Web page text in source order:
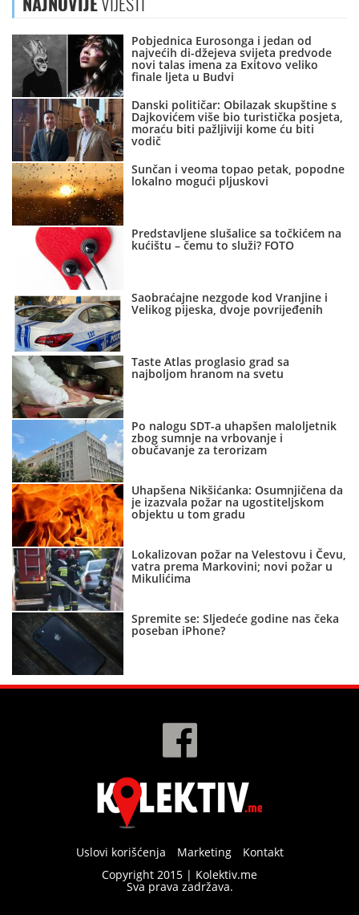
Pobjednica Eurosonga i jedan od
najvećih di-džejeva svijeta predvode
novi talas imena za Exitovo veliko
finale ljeta u Budvi
Danski političar: Obilazak skupštine s
Dajkovićem više bio turistička posjeta,
moraću biti pažljiviji kome ću biti
vodič
Sunčan i veoma topao petak, popodne
lokalno mogući pljuskovi
Predstavljene slušalice sa točkićem na
kućištu – čemu to služi? FOTO
Saobraćajne nezgode kod Vranjine i
Velikog pijeska, dvoje povrijeđenih
Taste Atlas proglasio grad sa
najboljom hranom na svetu
Po nalogu SDT-a uhapšen maloljetnik
zbog sumnje na vrbovanje i
obučavanje za terorizam
Uhapšena Nikšićanka: Osumnjičena da
je izazvala požar na ugostiteljskom
objektu u tom gradu
Lokalizovan požar na Velestovu i Čevu,
vatra prema Markovini; novi požar u
Mikulićima
Spremite se: Sljedeće godine nas čeka
poseban iPhone?
Uslovi korišćenja Marketing
Kontakt
Copyright 2015 | Kolektiv.me
Sva prava zadržava.